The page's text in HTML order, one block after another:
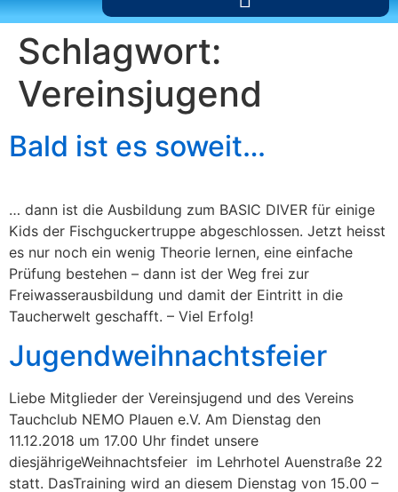
Schlagwort:
Vereinsjugend
Bald ist es soweit…
… dann ist die Ausbildung zum BASIC DIVER für einige
Kids der Fischguckertruppe abgeschlossen. Jetzt heisst
es nur noch ein wenig Theorie lernen, eine einfache
Prüfung bestehen – dann ist der Weg frei zur
Freiwasserausbildung und damit der Eintritt in die
Taucherwelt geschafft. – Viel Erfolg!
Jugendweihnachtsfeier
Liebe Mitglieder der Vereinsjugend und des Vereins
Tauchclub NEMO Plauen e.V. Am Dienstag den
11.12.2018 um 17.00 Uhr findet unsere
diesjährigeWeihnachtsfeier im Lehrhotel Auenstraße 22
statt. DasTraining wird an diesem Dienstag von 15.00 –